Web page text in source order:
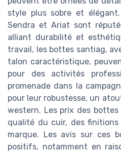
style plus sobre et
Sendra et Ariat sont
alliant durabilité et
travail, les bottes santiag,
talon caractéristique,
pour des activités
promenade dans la
pour leur robustesse, un
western. Les prix des
qualité du cuir, des
marque. Les avis sur ces
positifs, notamment en